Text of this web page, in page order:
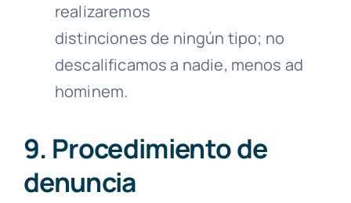
realizaremos
distinciones de ningún tipo; no
descalificamos a nadie, menos ad
hominem.
9. Procedimiento de
denuncia